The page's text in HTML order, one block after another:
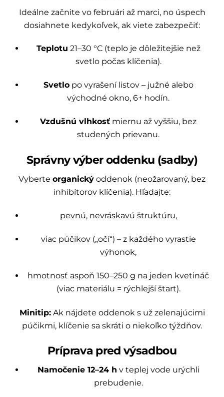
Ideálne začnite vo februári až marci, no úspech
dosiahnete kedykoľvek, ak viete zabezpečiť:
Teplotu 21–30 °C (teplo je dôležitejšie než
svetlo počas klíčenia).
Svetlopo vyrašení listov – južné alebo
východné okno, 6+ hodín.
Vzdušnú vlhkosť miernu až vyššiu, bez
studených prievanu.
Správny výber oddenku (sadby)
Vyberte organický oddenok (neožarovaný, bez
inhibítorov klíčenia). Hľadajte:
pevnú, nevráskavú štruktúru,
viac púčikov („očí“) – z každého vyrastie
výhonok,
hmotnosť aspoň 150–250 g na jeden kvetináč
(viac materiálu = rýchlejší štart).
Minitip:Ak nájdete oddenok s už zelenajúcimi
púčikmi, klíčenie sa skráti o niekoľko týždňov.
Príprava pred výsadbou
Namočenie 12–24 h v teplej vode urýchli
prebudenie.